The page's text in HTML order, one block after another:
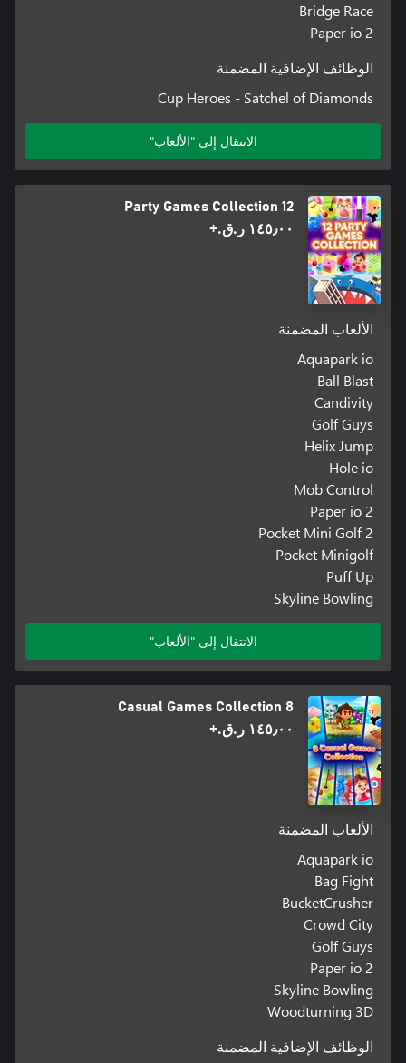
Bridge Race
Paper io 2
الوظائف الإضافية المضمنة
Cup Heroes - Satchel of Diamonds
الانتقال إلى "الألعاب"
12 Party Games Collection
١٤٥٫٠٠ ر.ق.‏+
الألعاب المضمنة
Aquapark io
Ball Blast
Candivity
Golf Guys
Helix Jump
Hole io
Mob Control
Paper io 2
Pocket Mini Golf 2
Pocket Minigolf
Puff Up
Skyline Bowling
الانتقال إلى "الألعاب"
8 Casual Games Collection
١٤٥٫٠٠ ر.ق.‏+
الألعاب المضمنة
Aquapark io
Bag Fight
BucketCrusher
Crowd City
Golf Guys
Paper io 2
Skyline Bowling
Woodturning 3D
الوظائف الإضافية المضمنة